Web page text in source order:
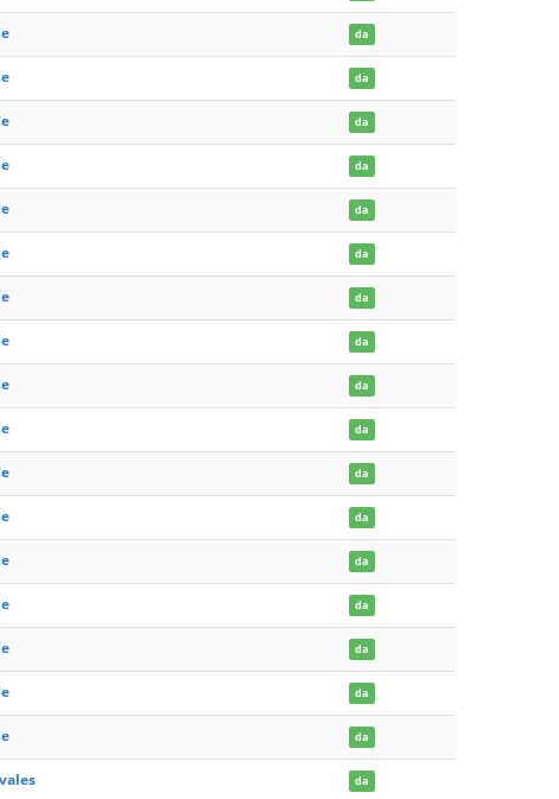
da
da
da
da
da
da
da
da
da
da
da
da
da
da
da
da
da
da